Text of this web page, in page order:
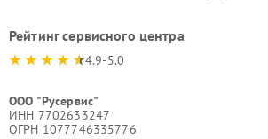
Рейтинг сервисного центра
4.9-5.0
ООО "Русервис"
ИНН 7702633247
ОГРН 1077746335776